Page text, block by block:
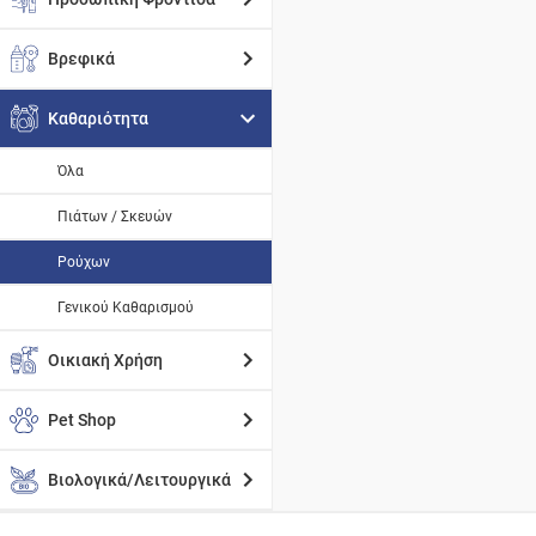
Βρεφικά
Καθαριότητα
Όλα
Πιάτων / Σκευών
Ρούχων
Γενικού Καθαρισμού
Οικιακή Χρήση
Pet Shop
Βιολογικά/Λειτουργικά